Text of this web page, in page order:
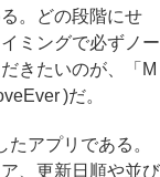
。どの段階にせ
ミングで必ずノー
きたいのが、「M
)だ。
アプリである。
、更新日順や並び